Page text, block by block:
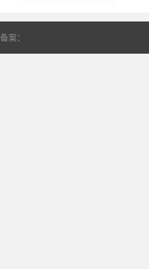
备案：